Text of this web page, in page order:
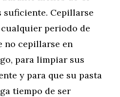
suficiente. Cepillarse
periodo de
no cepillarse en
para limpiar sus
y para que su pasta
tiempo de ser